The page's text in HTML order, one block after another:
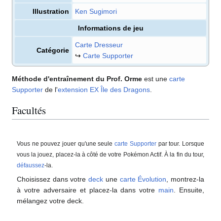
Illustration Ken Sugimori
Informations de jeu
Catégorie
Carte Dresseur
↪ Carte Supporter
Méthode d'entraînement du Prof. Orme est une carte
Supporter de l'extension EX Île des Dragons
Facultés
Vous ne pouvez jouer qu'une seulecarte Supporterpar tour. Lorsque
vous la jouez, placez-la à côté de votre Pokémon Actif. À la fin du tour,
défaussez-la.
Choisissez dans votredeck une carte Évolution, montrez-la
à votre adversaire et placez-la dans votre main. Ensuite,
mélangez votre deck.